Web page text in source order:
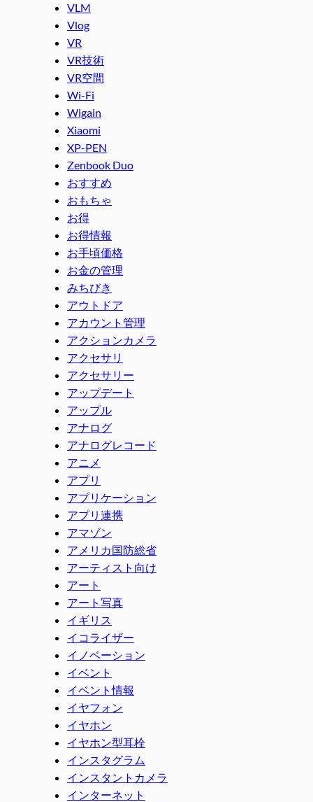
VLM
Vlog
VR
VR技術
VR空間
Wi-Fi
Wigain
Xiaomi
XP-PEN
Zenbook Duo
おすすめ
おもちゃ
お得
お得情報
お手頃価格
お金の管理
みちびき
アウトドア
アカウント管理
アクションカメラ
アクセサリ
アクセサリー
アップデート
アップル
アナログ
アナログレコード
アニメ
アプリ
アプリケーション
アプリ連携
アマゾン
アメリカ国防総省
アーティスト向け
アート
アート写真
イギリス
イコライザー
イノベーション
イベント
イベント情報
イヤフォン
イヤホン
イヤホン型耳栓
インスタグラム
インスタントカメラ
インターネット